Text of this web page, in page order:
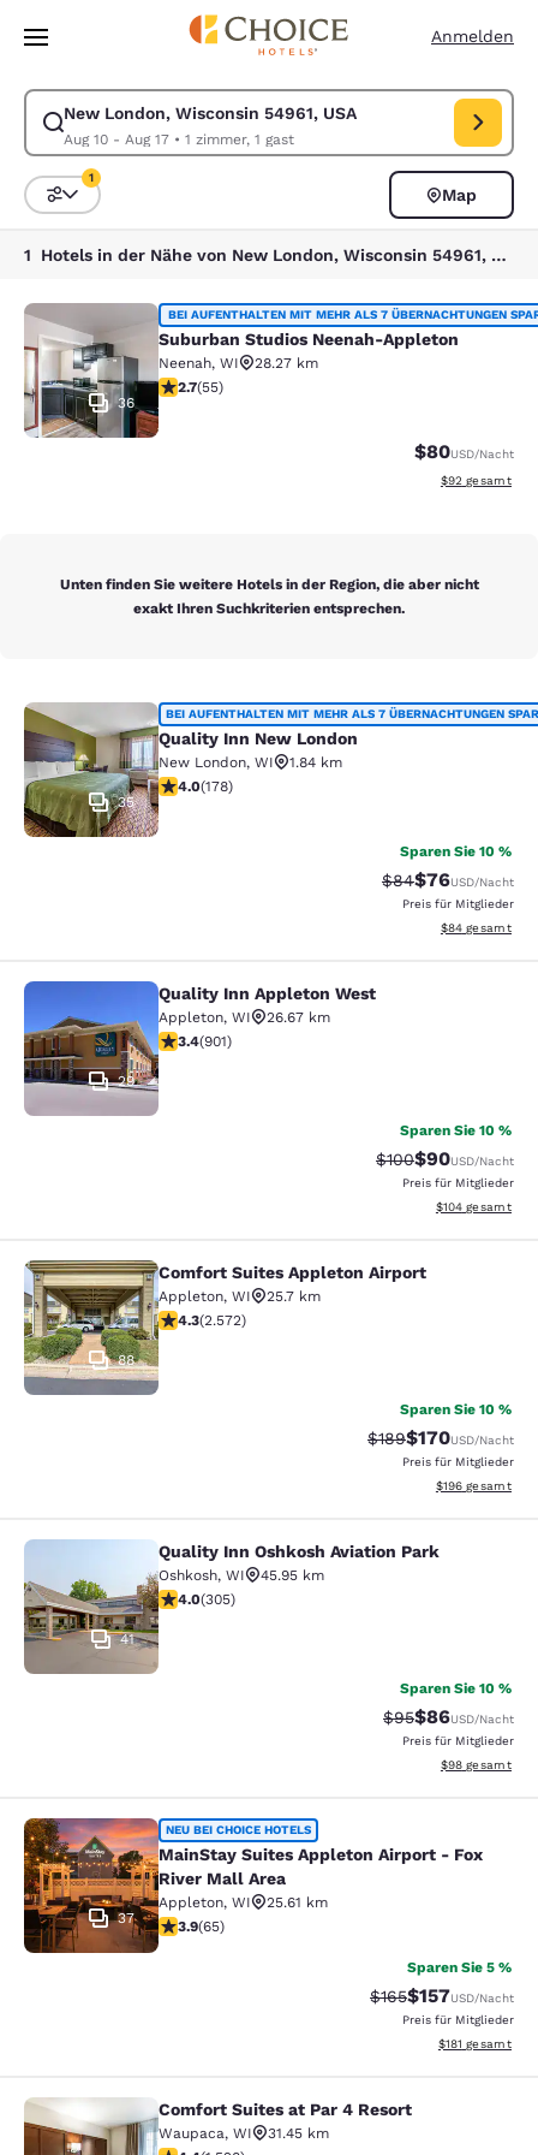
Weiter Zu Hauptinhalt
Anmelden
New London, Wisconsin 54961, USA
Aug 10 - Aug 17• 1 zimmer, 1 gast
Suche für New London, Wisconsin 54961, USA ändern. Check-in-
Sortieren und Filtern,
1
Map
1 Hotels in der Nähe von New London, Wisconsin 54961, USA entsprechen Ihren Filtern
Suburban Studios Neenah-Appleton
36
BEI AUFENTHALTEN MIT MEHR ALS 7 ÜBERNACHTUNGEN
Suburban Studios Neenah-Appleton
Neenah, WI
28.27 km
2.71-Sterne-Bewertung. Mittelmäßig. 55 Bewertungen
2.7(55)
$80USD/Nacht
Geschätzte
$92 gesamt
Unten finden Sie weitere Hotels in der Region, die aber nicht
exakt Ihren Suchkriterien entsprechen.
Quality Inn New London
35
BEI AUFENTHALTEN MIT MEHR ALS 7 ÜBERNACHTUNGEN
Quality Inn New London
New London, WI
1.84 km
4.03-Sterne-Bewertung. Sehr gut. 178 Bewertungen
4.0(178)
Sparen Sie 10 %
Durchgestrichener
$84Vergünstigter
$76USD/Nacht
Preis für Mitglieder
Geschätzte
$84 gesamt
Quality Inn Appleton West
29
Quality Inn Appleton West
Appleton, WI
26.67 km
3.41-Sterne-Bewertung. Gut. 901 Bewertungen
3.4(901)
Sparen Sie 10 %
Durchgestrichener
$100Vergünstigter
$90USD/Nacht
Preis für Mitglieder
Geschätzte
$104 gesamt
Comfort Suites Appleton Airport
88
Comfort Suites Appleton Airport
Appleton, WI
25.7 km
4.25-Sterne-Bewertung. Hervorragend. 2572
4.3(2.572)
Sparen Sie 10 %
Durchgestrichener
$189Vergünstigter
$170USD/Nacht
Preis für Mitglieder
Geschätzte
$196 gesamt
Quality Inn Oshkosh Aviation Park
41
Quality Inn Oshkosh Aviation Park
Oshkosh, WI
45.95 km
4.01-Sterne-Bewertung. Sehr gut. 305 Bewertungen
4.0(305)
Sparen Sie 10 %
$95Vergünstigter
$86USD/Nacht
Preis für Mitglieder
Geschätzte
$98 gesamt
MainStay Suites Appleton Airport -
37
NEU BEI CHOICE HOTELS
MainStay Suites Appleton Airport - Fox
River Mall Area
Appleton, WI
25.61 km
3.88-Sterne-Bewertung. Gut. 65 Bewertungen
3.9(65)
Sparen Sie 5 %
Durchgestrichener
$165Vergünstigter
$157USD/Nacht
Preis für Mitglieder
Geschätzte
$181 gesamt
Comfort Suites at Par 4 Resort
Comfort Suites at Par 4 Resort
Waupaca, WI
31.45 km